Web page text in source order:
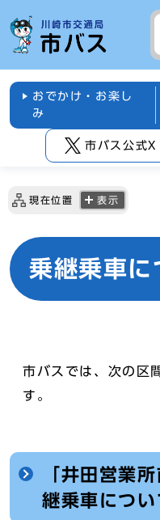
おでかけ・お楽し
み
市バス公式
現在位置 表示
乗継乗車に
市バスでは、次の区
す。
「井田営業
継乗車につい